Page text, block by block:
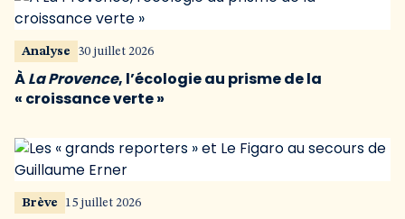
Analyse 30 juillet 2026
ÀLa Provence, l’écologie au prisme de la
« croissance verte »
Brève 15 juillet 2026